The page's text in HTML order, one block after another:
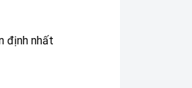
định nhất